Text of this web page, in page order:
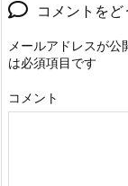
コメントをど
メールアドレスが公
は必須項目です
コメント